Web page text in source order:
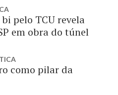
bi pelo TCU revela
em obra do túnel
como pilar da